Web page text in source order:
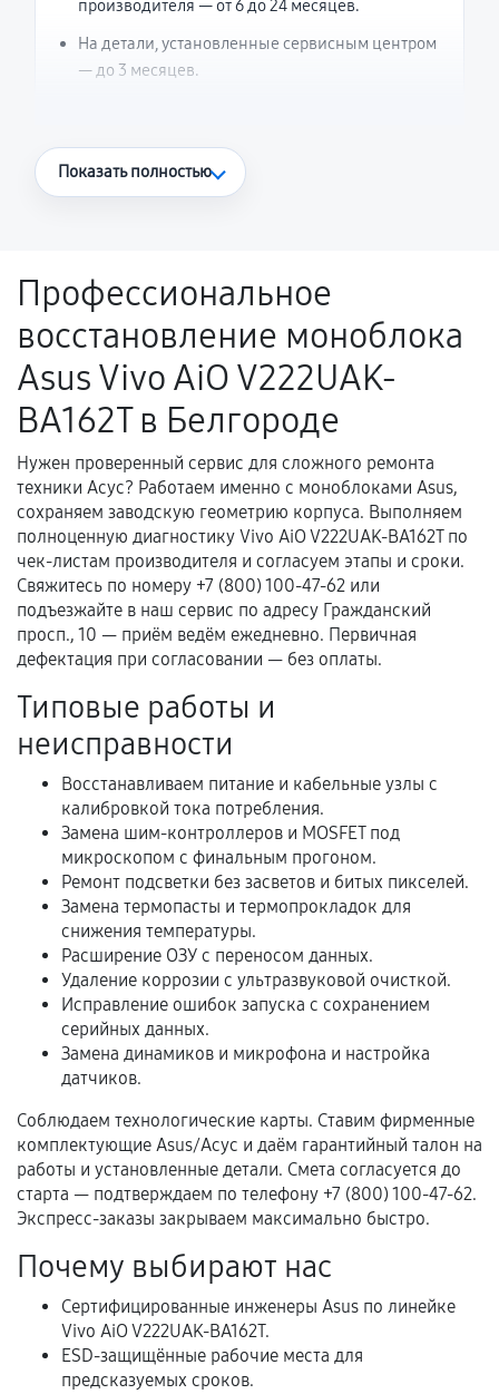
производителя — от 6 до 24 месяцев.
На детали, установленные сервисным центром
— до 3 месяцев.
Что считается гарантийным случаем
Поломка установленной детали при
нормальной эксплуатации в течение
гарантийного срока.
Несоответствие комплектующей заявленным
техническим характеристикам.
Документы для подтверждения
гарантии
Гарантийный талон.
Акт выполненных работ с датой, перечнем
услуг и сроком гарантии.
и кассовый чек.
Расширенная гарантия
В некоторых случаях возможно оформление
расширенной гарантии. Стоимость, сроки и
условия продления согласовываются отдельно и
фиксируются в документах.
Когда гарантия не действует
Нарушение правил эксплуатации,
перегрев, коррозия.
Самостоятельный ремонт или вмешательство
третьих лиц.
Естественный износ деталей, если иное не
предусмотрено отдельно.
Обращение после окончания гарантийного
срока.
Программные сбои, если это не указано в
отдельных условиях.
Показать полностью
Профессиональное
восстановление моноблока
Asus Vivo AiO V222UAK-
BA162T в Белгороде
Нужен проверенный сервис для сложного ремонта
техники Асус? Работаем именно с моноблоками Asus,
сохраняем заводскую геометрию корпуса. Выполняем
полноценную диагностику Vivo AiO V222UAK-BA162T по
чек-листам производителя и согласуем этапы и сроки.
Свяжитесь по номеру +7 (800) 100-47-62 или
подъезжайте в наш сервис по адресу Гражданский
просп., 10 — приём ведём ежедневно. Первичная
дефектация при согласовании — без оплаты.
Типовые работы и
неисправности
Восстанавливаем питание и кабельные узлы с
калибровкой тока потребления.
Замена шим-контроллеров и MOSFET под
микроскопом с финальным прогоном.
Ремонт подсветки без засветов и битых пикселей.
Замена термопасты и термопрокладок для
снижения температуры.
Расширение ОЗУ с переносом данных.
Удаление коррозии с ультразвуковой очисткой.
Исправление ошибок запуска с сохранением
серийных данных.
Замена динамиков и микрофона и настройка
датчиков.
Соблюдаем технологические карты. Ставим фирменные
комплектующие Asus/Асус и даём гарантийный талон на
работы и установленные детали. Смета согласуется до
старта — подтверждаем по телефону +7 (800) 100-47-62.
Экспресс-заказы закрываем максимально быстро.
Почему выбирают нас
Сертифицированные инженеры Asus по линейке
Vivo AiO V222UAK-BA162T.
ESD-защищённые рабочие места для
предсказуемых сроков.